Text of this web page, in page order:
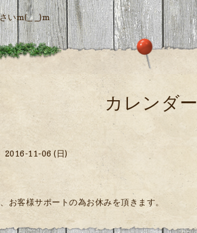
いm(_ _)m
カレンダー
2016-11-06 (日)
お客様サポートの為お休みを頂きます。